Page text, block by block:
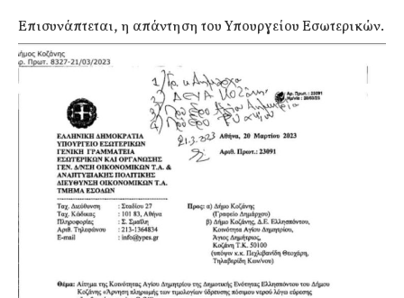
Επισυνάπτεται, η απάντηση του Υπουργείου Εσωτερικών.